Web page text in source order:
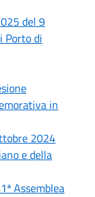
del 9
Porto di
in
2024
e della
Assemblea